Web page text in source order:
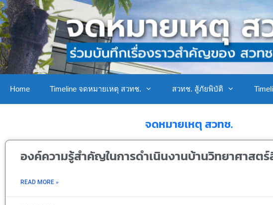
Home Timeline จดหมายเหตุ สวทช. สวทช. สู้ภัยพิบัติ
จดหมายเหตุ สวทช.
องค์ความรู้สำคัญในการดำเนินงานบ้านวิทยาศาสต
READ MORE »